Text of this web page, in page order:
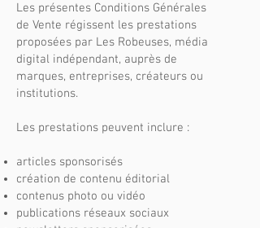
Les présentes Conditions Générales
de Vente régissent les prestations
proposées par Les Robeuses, média
digital indépendant, auprès de
marques, entreprises, créateurs ou
institutions.
Les prestations peuvent inclure :
articles sponsorisés
création de contenu éditorial
contenus photo ou vidéo
publications réseaux sociaux